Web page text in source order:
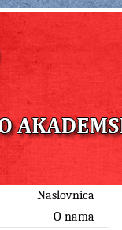
Naslovnica
O nama